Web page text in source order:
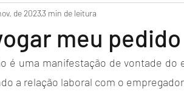
Empresarial & Societário
meu
de 20233 min de leitura
é uma manifestação de vontade
a relação laboral com o